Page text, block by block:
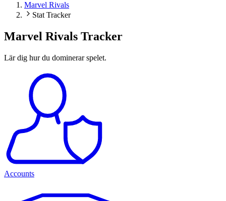
Marvel Rivals
Stat Tracker
Marvel Rivals Tracker
Lär dig hur du dominerar spelet.
Accounts